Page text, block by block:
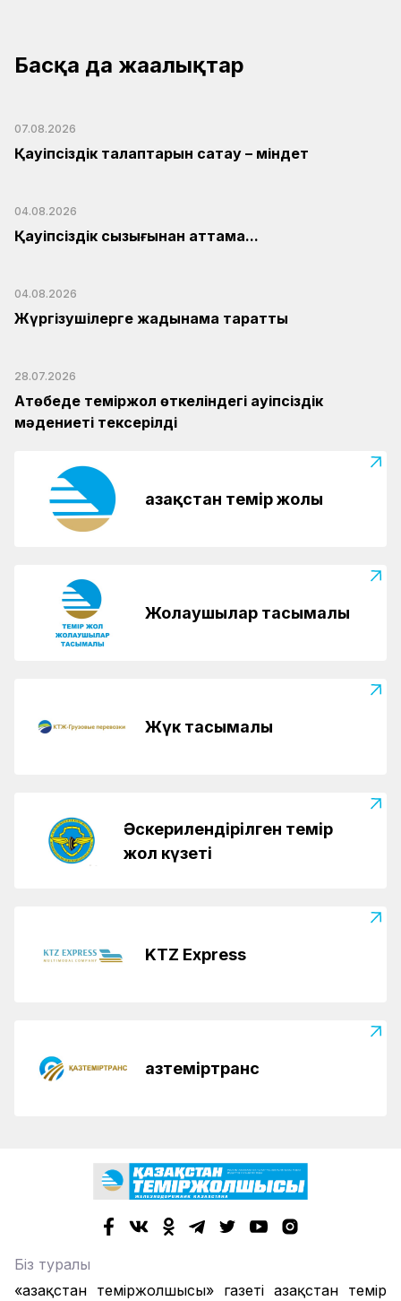
Басқа да жаңалықтар
07.08.2026
Қауіпсіздік талаптарын сақтау – міндет
04.08.2026
Қауіпсіздік сызығынан аттама...
04.08.2026
Жүргізушілерге жадынама таратты
28.07.2026
Ақтөбеде теміржол өткеліндегі қауіпсіздік
мәдениеті тексерілді
Қазақстан темір жолы
Жолаушылар тасымалы
Жүк тасымалы
Әскерилендірілген темір
жол күзеті
KTZ Express
Қазтеміртранс
Біз туралы
«Қазақстан теміржолшысы» газеті Қазақстан темір